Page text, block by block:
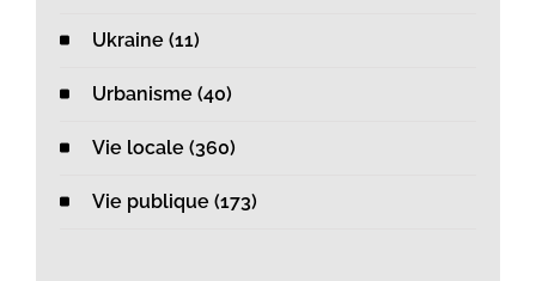
Ukraine (11)
Urbanisme (40)
Vie locale (360)
Vie publique (173)